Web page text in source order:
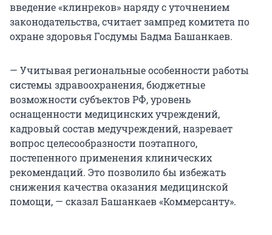
введение «клинреков» наряду с уточнением
законодательства, считает зампред комитета по
охране здоровья Госдумы Бадма Башанкаев.
— Учитывая региональные особенности работы
системы здравоохранения, бюджетные
возможности субъектов РФ, уровень
оснащенности медицинских учреждений,
кадровый состав медучреждений, назревает
вопрос целесообразности поэтапного,
постепенного применения клинических
рекомендаций. Это позволило бы избежать
снижения качества оказания медицинской
помощи, — сказал Башанкаев «Коммерсанту».